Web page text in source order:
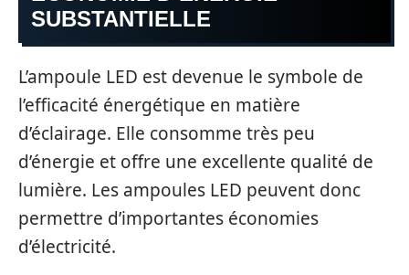
SUBSTANTIELLE
L’ampoule LED est devenue le symbole de
l’efficacité énergétique en matière
d’éclairage. Elle consomme très peu
d’énergie et offre une excellente qualité de
lumière. Les ampoules LED peuvent donc
permettre d’importantes économies
d’électricité.